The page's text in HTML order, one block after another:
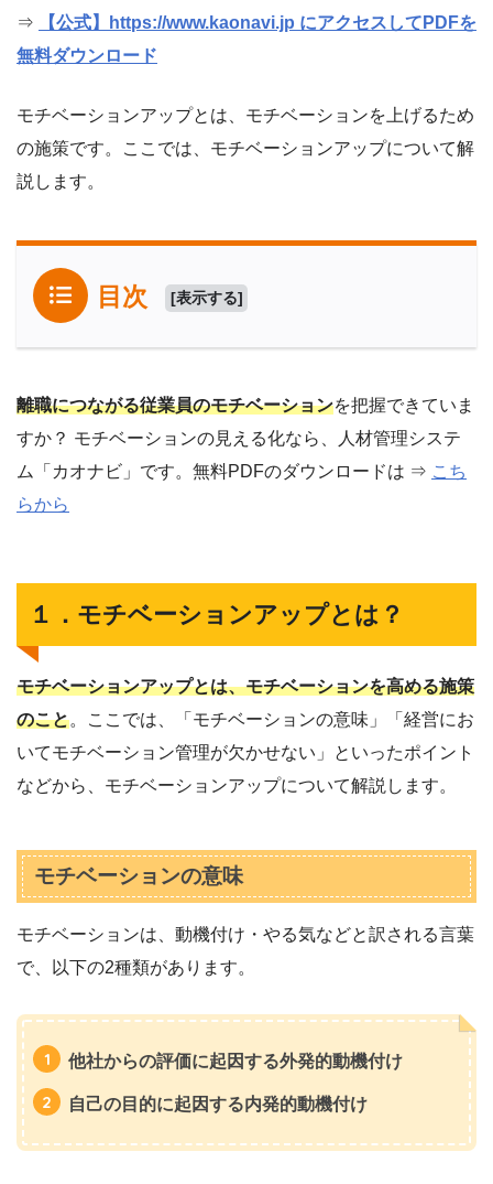
⇒
【公式】https://www.kaonavi.jp にアクセスしてPDFを
無料ダウンロード
モチベーションアップとは、モチベーションを上げるため
の施策です。ここでは、モチベーションアップについて解
説します。
目次 [表示する]
離職につながる従業員のモチベーションを把握できていま
すか？ モチベーションの見える化なら、人材管理システ
ム「カオナビ」です。無料PDFのダウンロードは ⇒ こち
らから
１．モチベーションアップとは？
モチベーションアップとは、モチベーションを高める施策
のこと。ここでは、「モチベーションの意味」「経営にお
いてモチベーション管理が欠かせない」といったポイント
などから、モチベーションアップについて解説します。
モチベーションの意味
モチベーションは、動機付け・やる気などと訳される言葉
で、以下の2種類があります。
他社からの評価に起因する外発的動機付け
自己の目的に起因する内発的動機付け